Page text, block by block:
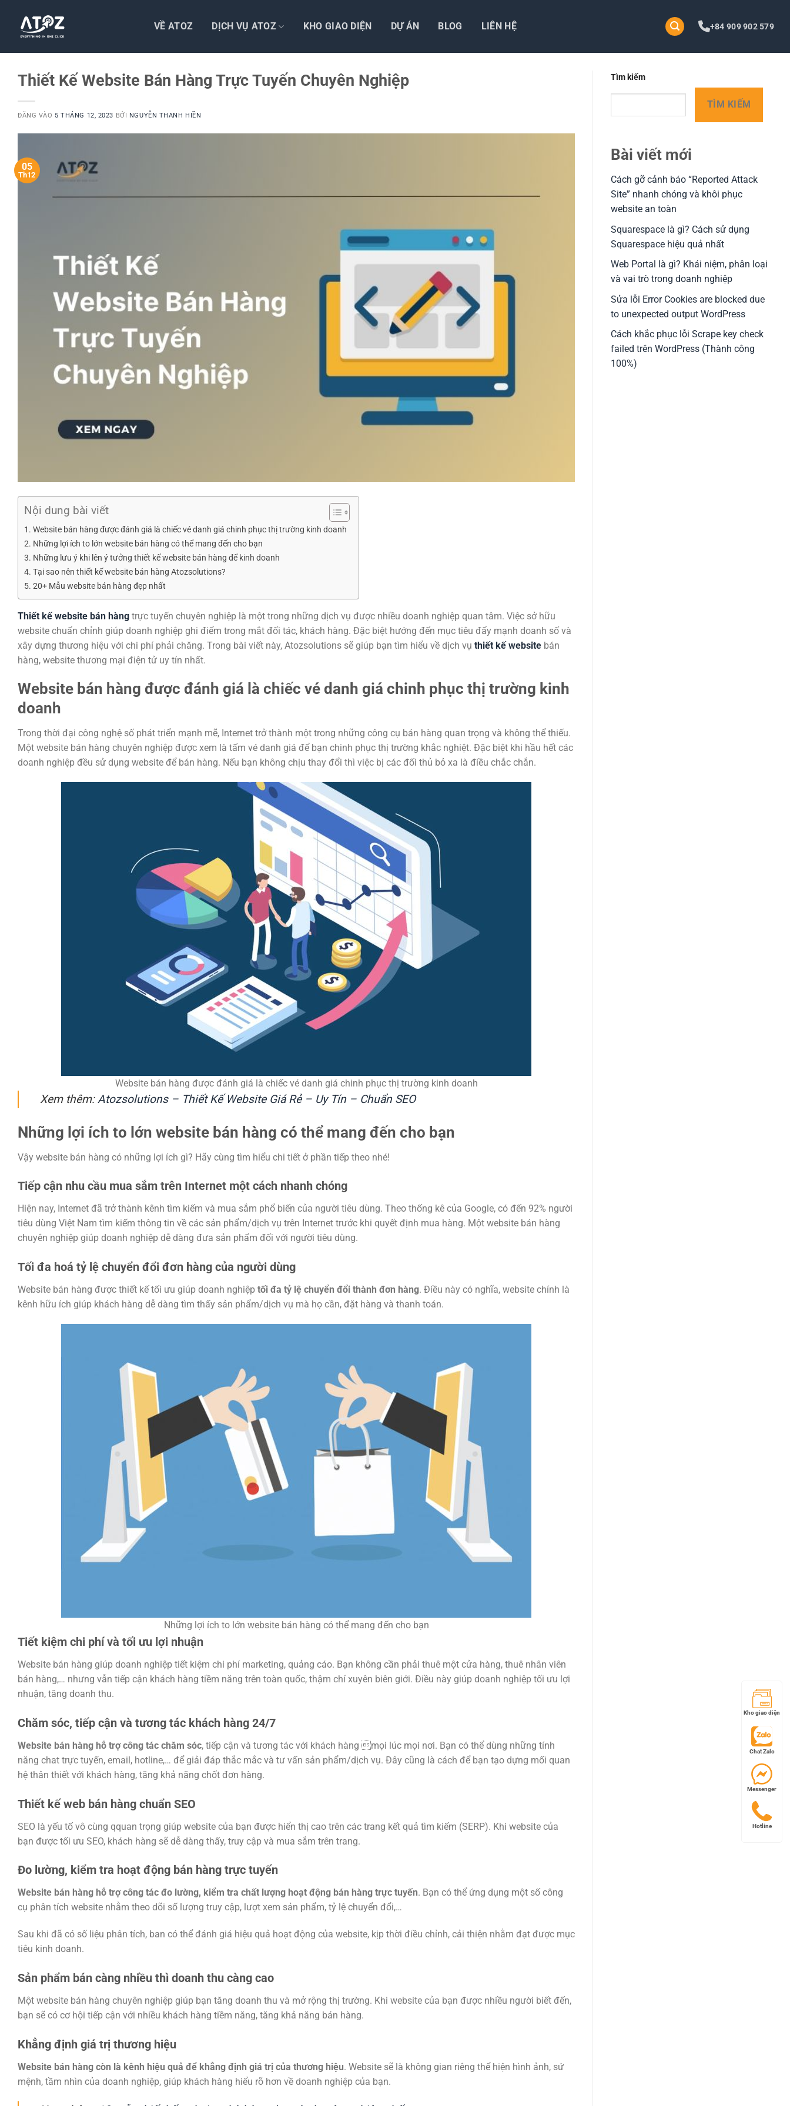
Kho giao diện
Chat Zalo
Messenger
Hotline
dung
VỀ ATOZ DỊCH VỤ ATOZ KHO GIAO DIỆN DỰ ÁN BLOG LIÊN HỆ +84 909 902 579
Thiết Kế Website Bán Hàng Trực Tuyến Chuyên Nghiệp
ĐĂNG VÀO 5 THÁNG 12, 2023 BỞI NGUYỄN THANH HIỀN
05
Th12
Nội dung bài viết
Website bán hàng được đánh giá là chiếc vé danh giá chinh phục thị trường kinh doanh
Những lợi ích to lớn website bán hàng có thể mang đến cho bạn
Những lưu ý khi lên ý tưởng thiết kế website bán hàng để kinh doanh
Tại sao nên thiết kế website bán hàng Atozsolutions?
20+ Mẫu website bán hàng đẹp nhất
Thiết kế website bán hàng trực tuyến chuyên nghiệp là một trong những dịch vụ được nhiều doanh nghiệp quan tâm. Việc sở hữu
website chuẩn chỉnh giúp doanh nghiệp ghi điểm trong mắt đối tác, khách hàng. Đặc biệt hướng đến mục tiêu đẩy mạnh doanh số và
xây dựng thương hiệu với chi phí phải chăng. Trong bài viết này, Atozsolutions sẽ giúp bạn tìm hiểu về dịch vụ thiết kế website bán
hàng, website thương mại điện tử uy tín nhất.
Website bán hàng được đánh giá là chiếc vé danh giá chinh phục thị trường kinh
doanh
Trong thời đại công nghệ số phát triển mạnh mẽ, Internet trở thành một trong những công cụ bán hàng quan trọng và không thể thiếu.
Một website bán hàng chuyên nghiệp được xem là tấm vé danh giá để bạn chinh phục thị trường khắc nghiệt. Đặc biệt khi hầu hết các
doanh nghiệp đều sử dụng website để bán hàng. Nếu bạn không chịu thay đổi thì việc bị các đối thủ bỏ xa là điều chắc chắn.
Website bán hàng được đánh giá là chiếc vé danh giá chinh phục thị trường kinh doanh
Xem thêm:Atozsolutions – Thiết Kế Website Giá Rẻ – Uy Tín – Chuẩn SEO
Những lợi ích to lớn website bán hàng có thể mang đến cho bạn
Vậy website bán hàng có những lợi ích gì? Hãy cùng tìm hiểu chi tiết ở phần tiếp theo nhé!
Tiếp cận nhu cầu mua sắm trên Internet một cách nhanh chóng
Hiện nay, Internet đã trở thành kênh tìm kiếm và mua sắm phổ biến của người tiêu dùng. Theo thống kê của Google, có đến 92% người
tiêu dùng Việt Nam tìm kiếm thông tin về các sản phẩm/dịch vụ trên Internet trước khi quyết định mua hàng. Một website bán hàng
chuyên nghiệp giúp doanh nghiệp dễ dàng đưa sản phẩm đối với người tiêu dùng.
Tối đa hoá tỷ lệ chuyển đổi đơn hàng của người dùng
Website bán hàng được thiết kế tối ưu giúp doanh nghiệp tối đa tỷ lệ chuyển đổi thành đơn hàng. Điều này có nghĩa, website chính là
kênh hữu ích giúp khách hàng dễ dàng tìm thấy sản phẩm/dịch vụ mà họ cần, đặt hàng và thanh toán.
Những lợi ích to lớn website bán hàng có thể mang đến cho bạn
Tiết kiệm chi phí và tối ưu lợi nhuận
Website bán hàng giúp doanh nghiệp tiết kiệm chi phí marketing, quảng cáo. Bạn không cần phải thuê một cửa hàng, thuê nhân viên
bán hàng,… nhưng vẫn tiếp cận khách hàng tiềm năng trên toàn quốc, thậm chí xuyên biên giới. Điều này giúp doanh nghiệp tối ưu lợi
nhuận, tăng doanh thu.
Chăm sóc, tiếp cận và tương tác khách hàng 24/7
Website bán hàng hỗ trợ công tác chăm sóc, tiếp cận và tương tác với khách hàng mọi lúc mọi nơi. Bạn có thể dùng những tính
năng chat trực tuyến, email, hotline,… để giải đáp thắc mắc và tư vấn sản phẩm/dịch vụ. Đây cũng là cách để bạn tạo dựng mối quan
hệ thân thiết với khách hàng, tăng khả năng chốt đơn hàng.
Thiết kế web bán hàng chuẩn SEO
SEO là yếu tố vô cùng qquan trọng giúp website của bạn được hiển thị cao trên các trang kết quả tìm kiếm (SERP). Khi website của
bạn được tối ưu SEO, khách hàng sẽ dễ dàng thấy, truy cập và mua sắm trên trang.
Đo lường, kiểm tra hoạt động bán hàng trực tuyến
Website bán hàng hỗ trợ công tác đo lường, kiểm tra chất lượng hoạt động bán hàng trực tuyến. Bạn có thể ứng dụng một số công
cụ phân tích website nhằm theo dõi số lượng truy cập, lượt xem sản phẩm, tỷ lệ chuyển đổi,…
Sau khi đã có số liệu phân tích, ban có thể đánh giá hiệu quả hoạt động của website, kịp thời điều chỉnh, cải thiện nhằm đạt được mục
tiêu kinh doanh.
Sản phẩm bán càng nhiều thì doanh thu càng cao
Một website bán hàng chuyên nghiệp giúp bạn tăng doanh thu và mở rộng thị trường. Khi website của bạn được nhiều người biết đến,
bạn sẽ có cơ hội tiếp cận với nhiều khách hàng tiềm năng, tăng khả năng bán hàng.
Khẳng định giá trị thương hiệu
Website bán hàng còn là kênh hiệu quả để khẳng định giá trị của thương hiệu. Website sẽ là không gian riêng thể hiện hình ảnh, sứ
mệnh, tầm nhìn của doanh nghiệp, giúp khách hàng hiểu rõ hơn về doanh nghiệp của bạn.
Tìm kiếm
TÌM KIẾM
Bài viết mới
Cách gỡ cảnh báo “Reported Attack
Site” nhanh chóng và khôi phục
website an toàn
Squarespace là gì? Cách sử dụng
Squarespace hiệu quả nhất
Web Portal là gì? Khái niệm, phân loại
và vai trò trong doanh nghiệp
Sửa lỗi Error Cookies are blocked due
to unexpected output WordPress
Cách khắc phục lỗi Scrape key check
failed trên WordPress (Thành công
100%)